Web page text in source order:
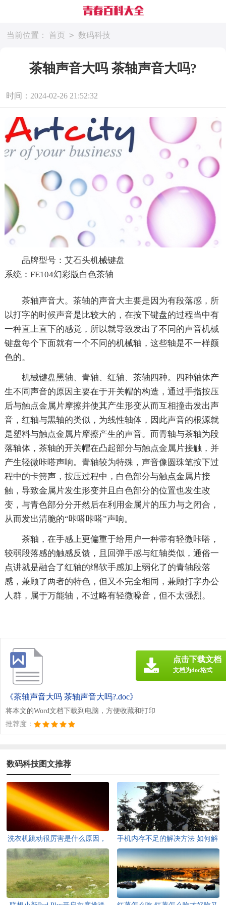
当前位置： 首页 > 数码科技
茶轴声音大吗 茶轴声音大吗?
时间：2024-02-26 21:52:32
品牌型号：艾石头机械键盘
系统：FE104幻彩版白色茶轴
茶轴声音大。茶轴的声音大主要是因为有段落感，所
以打字的时候声音是比较大的，在按下键盘的过程当中有
一种直上直下的感觉，所以就导致发出了不同的声音机械
键盘每个下面就有一个不同的机械轴，这些轴是不一样颜
色的。
机械键盘黑轴、青轴、红轴、茶轴四种。四种轴体产
生不同声音的原因主要在于开关帽的构造，通过手指按压
后与触点金属片摩擦并使其产生形变从而互相撞击发出声
音，红轴与黑轴的类似，为线性轴体，因此声音的根源就
是塑料与触点金属片摩擦产生的声音。而青轴与茶轴为段
落轴体，茶轴的开关帽在凸起部分与触点金属片接触，并
产生轻微咔嗒声响。青轴较为特殊，声音像圆珠笔按下过
程中的卡簧声，按压过程中，白色部分与触点金属片接
触，导致金属片发生形变并且白色部分的位置也发生改
变，与青色部分分开然后在利用金属片的压力与之闭合，
从而发出清脆的“咔嗒咔嗒”声响。
茶轴，在手感上更偏重于给用户一种带有轻微咔嗒，
较弱段落感的触感反馈，且回弹手感与红轴类似，通俗一
点讲就是融合了红轴的绵软手感加上弱化了的青轴段落
感，兼顾了两者的特色，但又不完全相同，兼顾打字办公
人群，属于万能轴，不过略有轻微噪音，但不太强烈。
《茶轴声音大吗 茶轴声音大吗?.doc》
将本文的Word文档下载到电脑，方便收藏和打印
推荐度：
点击下载文档
文档为doc格式
数码科技图文推荐
洗衣机跳动很厉害是什么原因，
洗衣机跳动很厉害是什么原因呢
手机内存不足的解决方法 如何解
决手机内存不足